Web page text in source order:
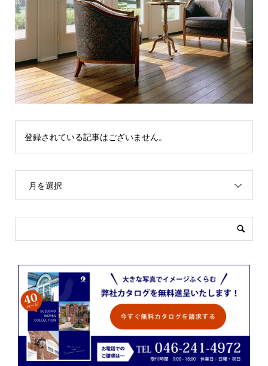
登録されている記事はございません。
月を選択